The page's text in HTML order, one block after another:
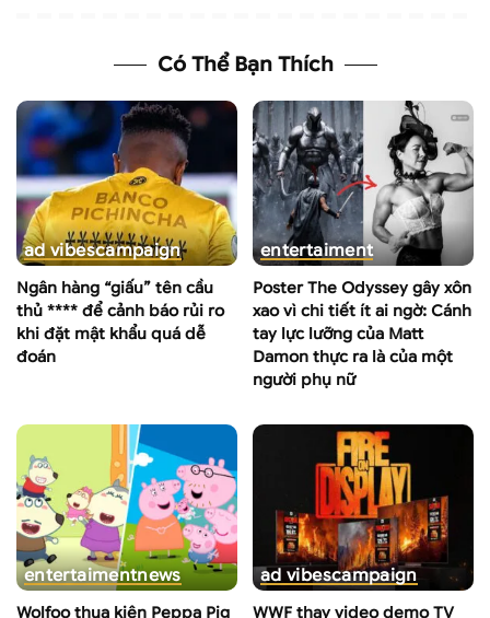
Có Thể Bạn Thích
ad vibescampaign
Ngân hàng “giấu” tên cầu
thủ **** để cảnh báo rủi ro
khi đặt mật khẩu quá dễ
đoán
entertaiment
Poster The Odyssey gây xôn
xao vì chi tiết ít ai ngờ: Cánh
tay lực lưỡng của Matt
Damon thực ra là của một
người phụ nữ
entertaimentnews
Wolfoo thua kiện Peppa Pig
ad vibescampaign
WWF thay video demo TV